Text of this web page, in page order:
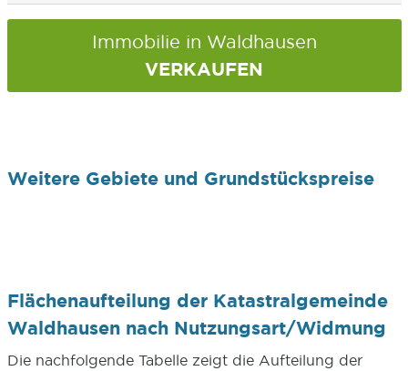
Immobilie in Waldhausen
VERKAUFEN
Weitere Gebiete und Grundstückspreise
Flächenaufteilung der Katastralgemeinde
Waldhausen nach Nutzungsart/Widmung
Die nachfolgende Tabelle zeigt die Aufteilung der